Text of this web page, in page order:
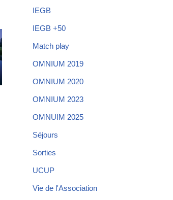
IEGB
IEGB +50
Match play
OMNIUM 2019
OMNIUM 2020
OMNIUM 2023
OMNUIM 2025
Séjours
Sorties
UCUP
Vie de l'Association